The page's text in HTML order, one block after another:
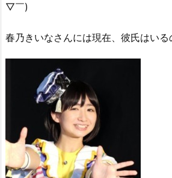
▽￣)
春乃きいなさんには現在、彼氏はいる